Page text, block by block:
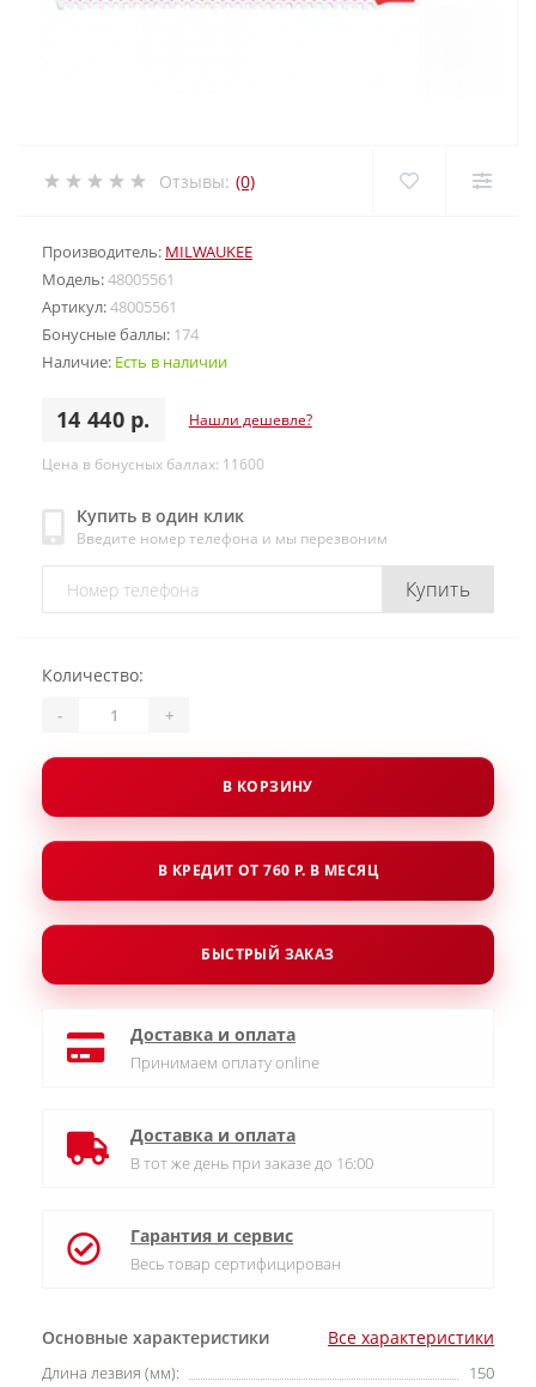
Отзывы: (0)
Производитель: MILWAUKEE
Модель:48005561
Артикул:48005561
Бонусные баллы: 174
Наличие: Есть в наличии
14 440 р. Нашли дешевле?
Цена в бонусных баллах: 11600
Купить в один клик
Введите номер телефона и мы перезвоним
Купить
Основные характеристики Все характеристики
Длина лезвия (мм):
150
Количество:
- +
В КОРЗИНУ
В КРЕДИТ ОТ 760 Р. В МЕСЯЦ
БЫСТРЫЙ ЗАКАЗ
Доставка и оплата
Принимаем оплату online
Доставка и оплата
В тот же день при заказе до 16:00
Гарантия и сервис
Весь товар сертифицирован